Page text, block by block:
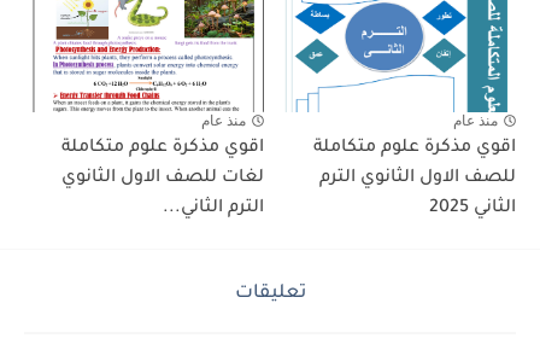
منذ عام
اقوي مذكرة علوم متكاملة
للصف الاول الثانوي الترم
الثاني 2025
منذ عام
اقوي مذكرة علوم متكاملة
لغات للصف الاول الثانوي
الترم الثاني...
تعليقات